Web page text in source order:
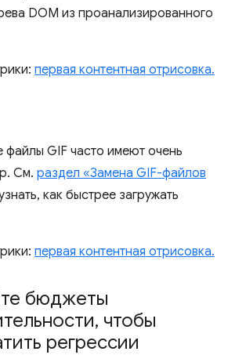
DOM из проанализированного
первая контентная отрисовка.
GIF часто имеют очень
См. раздел «Замена GIF-файлов
как быстрее загружать
первая контентная отрисовка.
бюджеты
, чтобы
регрессии